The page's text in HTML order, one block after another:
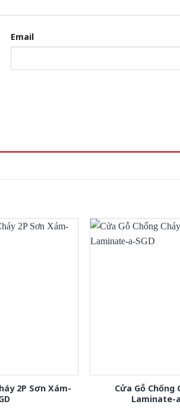
Email
2P Sơn Xám-
Cửa Gỗ Chống
Laminate-